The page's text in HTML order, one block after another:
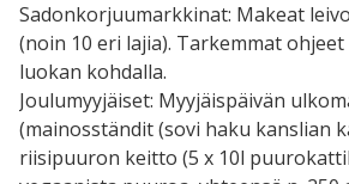
Sadonkorjuumarkkinat: Makeat
(noin 10 eri lajia). Tarkemmat
luokan kohdalla.
Joulumyyjäiset: Myyjäispäivän
(mainosständit (sovi haku kanslian
riisipuuron keitto (5 x 10l